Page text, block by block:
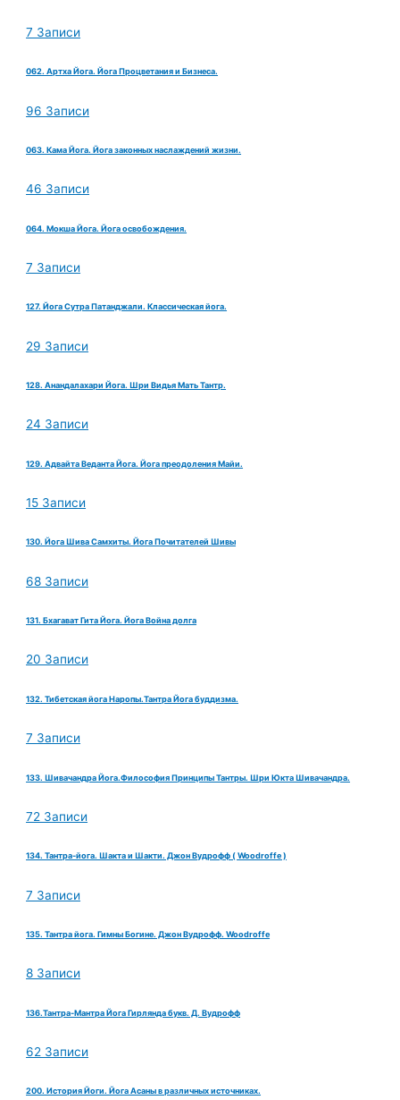
7 Записи
062. Артха Йога. Йога Процветания и Бизнеса.
96 Записи
063. Кама Йога. Йога законных наслаждений жизни.
46 Записи
064. Мокша Йога. Йога освобождения.
7 Записи
127. Йога Сутра Патанджали. Классическая йога.
29 Записи
128. Анандалахари Йога. Шри Видья Мать Тантр.
24 Записи
129. Адвайта Веданта Йога. Йога преодоления Майи.
15 Записи
130. Йога Шива Самхиты. Йога Почитателей Шивы
68 Записи
131. Бхагават Гита Йога. Йога Война долга
20 Записи
132. Тибетская йога Наропы.Тантра Йога буддизма.
7 Записи
133. Шивачандра Йога.Философия Принципы Тантры. Шри Юкта Шивачандра.
72 Записи
134. Тантра-йога. Шакта и Шакти. Джон Вудрофф ( Woodroffe )
7 Записи
135. Тантра йога. Гимны Богине. Джон Вудрофф. Woodroffe
8 Записи
136.Тантра-Мантра Йога Гирлянда букв. Д. Вудрофф
62 Записи
200. История Йоги. Йога Асаны в различных источниках.